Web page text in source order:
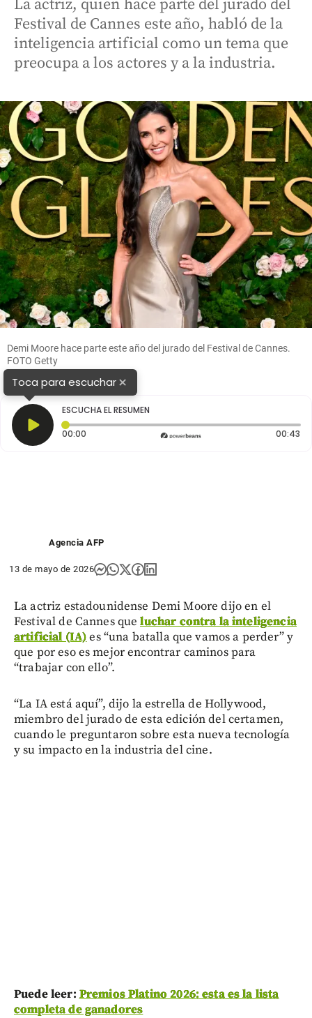
La actriz, quien hace parte del jurado del
Festival de Cannes este año, habló de la
inteligencia artificial como un tema que
preocupa a los actores y a la industria.
Demi Moore hace parte este año del jurado del Festival de Cannes.
FOTO Getty
Toca para escuchar×
ESCUCHA EL RESUMEN
00:00 Tiempo transcurrido: 0 segundos 00:43
Agencia AFP
13 de mayo de 2026
La actriz estadounidense Demi Moore dijo en el
Festival de Cannes queluchar contra la inteligencia
artificial (IA)es “una batalla que vamos a perder” y
que por eso es mejor encontrar caminos para
“trabajar con ello”.
“La IA está aquí”, dijo la estrella de Hollywood,
miembro del jurado de esta edición del certamen,
cuando le preguntaron sobre esta nueva tecnología
y su impacto en la industria del cine.
Puede leer: Premios Platino 2026: esta es la lista
completa de ganadores